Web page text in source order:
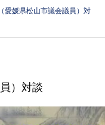
愛媛県松山市議会議員）対
）対談